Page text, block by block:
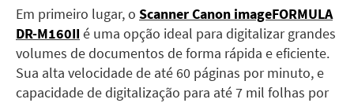
Em primeiro lugar, o Scanner Canon imageFORMULA
DR-M160II é uma opção ideal para digitalizar grandes
volumes de documentos de forma rápida e eficiente.
Sua alta velocidade de até 60 páginas por minuto, e
capacidade de digitalização para até 7 mil folhas por